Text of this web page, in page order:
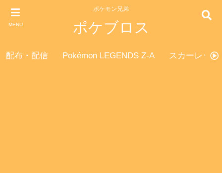
MENU
ポケモン兄弟
ポケブロス
配布・配信 Pokémon LEGENDS Z-A スカーレッ